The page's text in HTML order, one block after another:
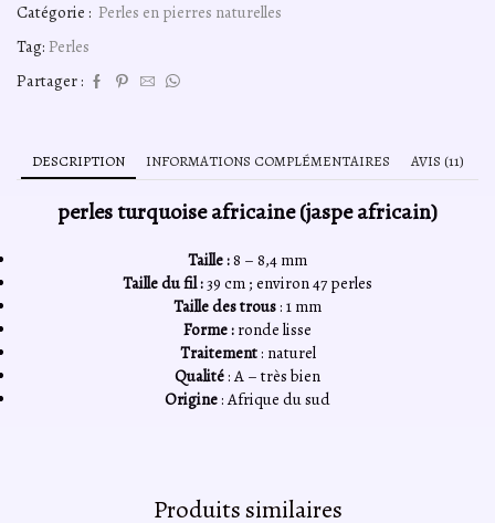
Catégorie : Perles en pierres naturelles
Tag: Perles
Partager :
DESCRIPTION INFORMATIONS COMPLÉMENTAIRES AVIS (11)
perles turquoise africaine (jaspe africain)
Taille :8 – 8,4 mm
Taille du fil :39 cm ; environ 47 perles
Taille des trous: 1 mm
Forme : ronde lisse
Traitement: naturel
Qualité: A – très bien
Origine: Afrique du sud
Produits similaires